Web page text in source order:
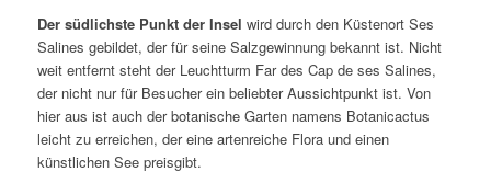
Der südlichste Punkt der Insel wird durch den Küstenort Ses
Salines gebildet, der für seine Salzgewinnung bekannt ist. Nicht
weit entfernt steht der Leuchtturm Far des Cap de ses Salines,
der nicht nur für Besucher ein beliebter Aussichtpunkt ist. Von
hier aus ist auch der botanische Garten namens Botanicactus
leicht zu erreichen, der eine artenreiche Flora und einen
künstlichen See preisgibt.